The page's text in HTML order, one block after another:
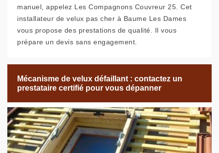
manuel, appelez Les Compagnons Couvreur 25. Cet
installateur de velux pas cher à Baume Les Dames
vous propose des prestations de qualité. Il vous
prépare un devis sans engagement.
Mécanisme de velux défaillant : contactez un
prestataire certifié pour vous dépanner